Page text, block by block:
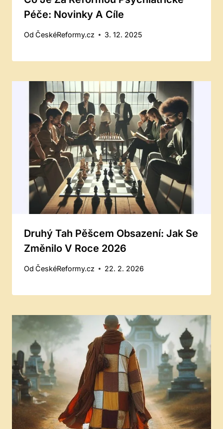
Péče: Novinky A Cíle
Od ČeskéReformy.cz 3. 12. 2025
Druhý Tah Pěšcem Obsazení: Jak Se
Změnilo V Roce 2026
Od ČeskéReformy.cz 22. 2. 2026